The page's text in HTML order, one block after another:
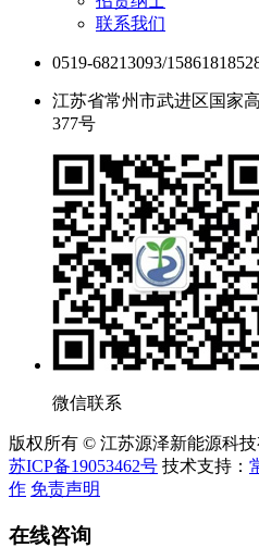
联系我们
0519-68213093/
江苏省常州市武进区国家
377号
微信联系
版权所有 © 江苏源泽新能源科技
苏ICP备19053462号 技术支持：
作 免责声明
在线咨询